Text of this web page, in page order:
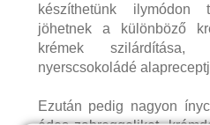
készíthetünk ilymódon
jöhetnek a különböző
krémek szilárdítása,
nyerscsokoládé
Ezután pedig nagyon